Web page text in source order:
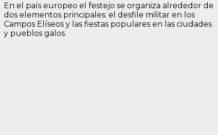
En el país europeo el festejo se organiza alrededor de
dos elementos principales: el desfile militar en los
Campos Elíseos y las fiestas populares en las ciudades
y pueblos galos.